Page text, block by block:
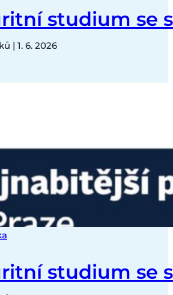
studium se
| 1. 6. 2026
studium se